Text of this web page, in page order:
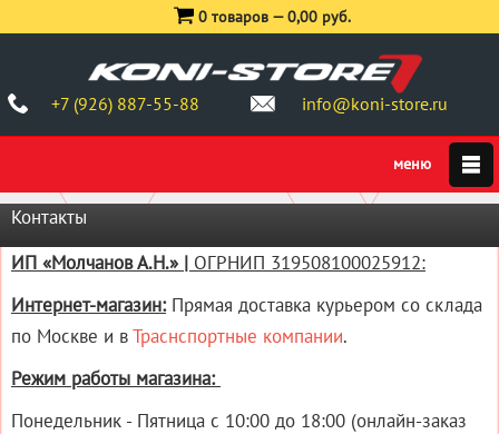
+7 (926) 887-55-88 info@koni-store.ru
0 товаров —0,00 руб.
Контакты
ИП «Молчанов А.Н.» | ОГРНИП 319508100025912:
Интернет-магазин: Прямая доставка курьером со склада
по Москве и вТраснспортные компании.
Режим работы магазина:
Понедельник - Пятница с 10:00 до 18:00 (онлайн-заказ